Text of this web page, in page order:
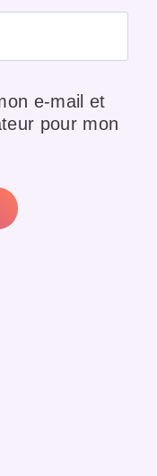
e-mail et
pour mon